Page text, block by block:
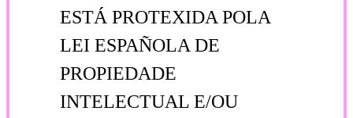
ESTÁ PROTEXIDA POLA
LEI ESPAÑOLA DE
PROPIEDADE
INTELECTUAL E/OU